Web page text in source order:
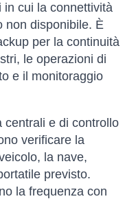
in cui la connettività
non disponibile. È
per la continuità
le operazioni di
e il monitoraggio
centrali e di controllo
verificare la
la nave,
previsto.
la frequenza con